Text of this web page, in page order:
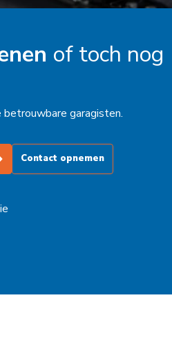
of toch nog
betrouwbare garagisten.
Contact opnemen